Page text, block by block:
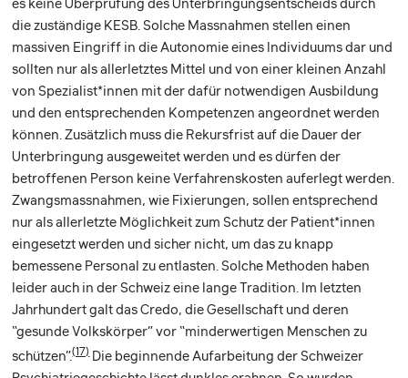
es keine Überprüfung des Unterbringungsentscheids durch
die zuständige KESB. Solche Massnahmen stellen einen
massiven Eingriff in die Autonomie eines Individuums dar und
sollten nur als allerletztes Mittel und von einer kleinen Anzahl
von Spezialist*innen mit der dafür notwendigen Ausbildung
und den entsprechenden Kompetenzen angeordnet werden
können. Zusätzlich muss die Rekursfrist auf die Dauer der
Unterbringung ausgeweitet werden und es dürfen der
betroffenen Person keine Verfahrenskosten auferlegt werden.
Zwangsmassnahmen, wie Fixierungen, sollen entsprechend
nur als allerletzte Möglichkeit zum Schutz der Patient*innen
eingesetzt werden und sicher nicht, um das zu knapp
bemessene Personal zu entlasten. Solche Methoden haben
leider auch in der Schweiz eine lange Tradition. Im letzten
Jahrhundert galt das Credo, die Gesellschaft und deren
“gesunde Volkskörper” vor “minderwertigen Menschen zu
schützen”.(17)Die beginnende Aufarbeitung der Schweizer